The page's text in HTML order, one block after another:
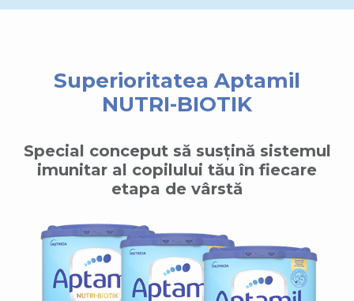
Superioritatea Aptamil
NUTRI-BIOTIK
Special conceput să susțină sistemul
imunitar al copilului tău în fiecare
etapa de vârstă